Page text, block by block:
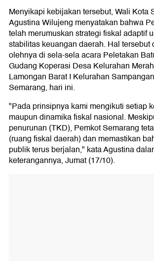
Menyikapi kebijakan tersebut, Wali Kota
Agustina Wilujeng menyatakan bahwa
telah merumuskan strategi fiskal adaptif
stabilitas keuangan daerah. Hal tersebut
olehnya di sela-sela acara Peletakan
Gudang Koperasi Desa Kelurahan
Lamongan Barat I Kelurahan
Semarang, hari ini.
"Pada prinsipnya kami mengikuti setiap
maupun dinamika fiskal nasional.
penurunan (TKD), Pemkot Semarang
(ruang fiskal daerah) dan memastikan
publik terus berjalan," kata Agustina
keterangannya, Jumat (17/10).